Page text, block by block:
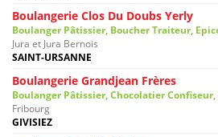
Boulangerie Clos Du Doubs Yerly
Boulanger Pâtissier, Boucher Traiteur,
Jura et Jura Bernois
SAINT-URSANNE
Boulangerie Grandjean Frères
Boulanger Pâtissier, Chocolatier Confiseur,
Fribourg
GIVISIEZ